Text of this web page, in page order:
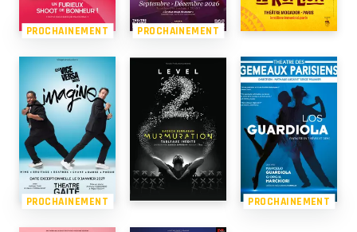
PROCHAINEMENT PROCHAINEMENT
PROCHAINEMENT PROCHAINEMENT